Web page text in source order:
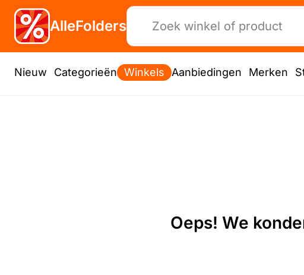
AlleFolders
Nieuw Categorieën Winkels Aanbiedingen Merken
Oeps! We